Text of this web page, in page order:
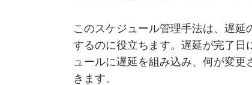
このスケジュール管理手法は、遅
するのに役立ちます。遅延が完了日
ュールに遅延を組み込み、何が変
きます。